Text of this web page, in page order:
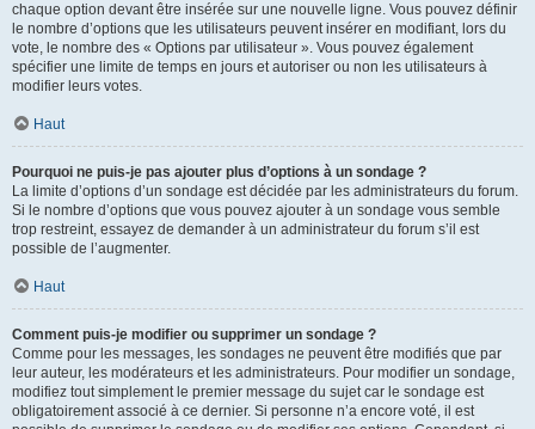
chaque option devant être insérée sur une nouvelle ligne. Vous pouvez définir
le nombre d’options que les utilisateurs peuvent insérer en modifiant, lors du
vote, le nombre des « Options par utilisateur ». Vous pouvez également
spécifier une limite de temps en jours et autoriser ou non les utilisateurs à
modifier leurs votes.
Haut
Pourquoi ne puis-je pas ajouter plus d’options à un sondage ?
La limite d’options d’un sondage est décidée par les administrateurs du forum.
Si le nombre d’options que vous pouvez ajouter à un sondage vous semble
trop restreint, essayez de demander à un administrateur du forum s’il est
possible de l’augmenter.
Haut
Comment puis-je modifier ou supprimer un sondage ?
Comme pour les messages, les sondages ne peuvent être modifiés que par
leur auteur, les modérateurs et les administrateurs. Pour modifier un sondage,
modifiez tout simplement le premier message du sujet car le sondage est
obligatoirement associé à ce dernier. Si personne n’a encore voté, il est